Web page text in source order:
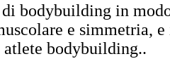
bodybuilding in
e simmetria,
bodybuilding..